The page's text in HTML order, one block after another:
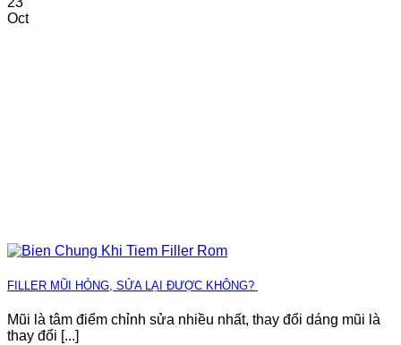
Oct
FILLER MŨI HỎNG, SỬA LẠI ĐƯỢC KHÔNG?
Mũi là tâm điểm chỉnh sửa nhiều nhất, thay đổi dáng mũi là
thay đổi [...]